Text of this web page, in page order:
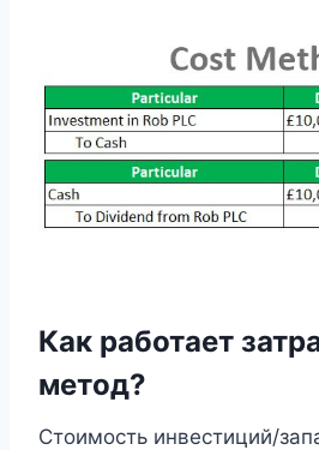
Как работает
метод?
Стоимость инвестиций/